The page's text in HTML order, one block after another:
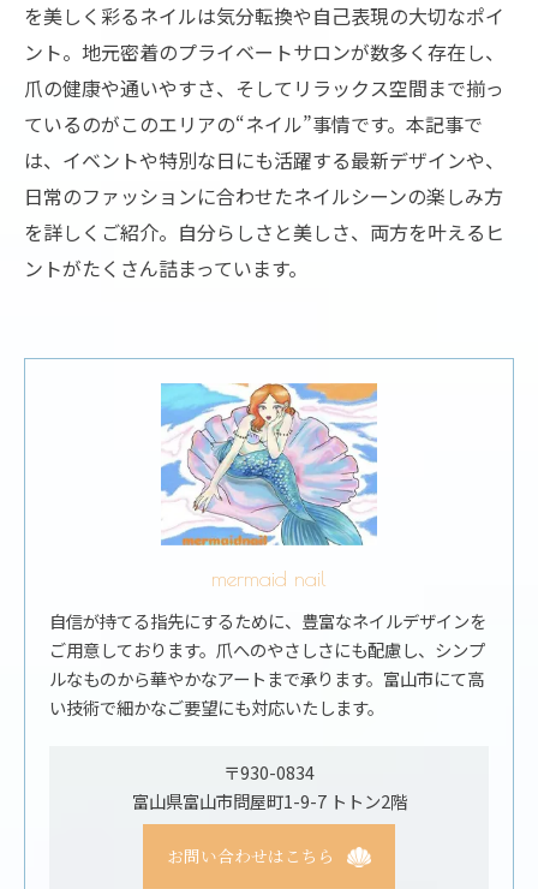
を美しく彩るネイルは気分転換や自己表現の大切なポイ
ント。地元密着のプライベートサロンが数多く存在し、
爪の健康や通いやすさ、そしてリラックス空間まで揃っ
ているのがこのエリアの“ネイル”事情です。本記事で
は、イベントや特別な日にも活躍する最新デザインや、
日常のファッションに合わせたネイルシーンの楽しみ方
を詳しくご紹介。自分らしさと美しさ、両方を叶えるヒ
ントがたくさん詰まっています。
mermaid nail
自信が持てる指先にするために、豊富なネイルデザインを
ご用意しております。爪へのやさしさにも配慮し、シンプ
ルなものから華やかなアートまで承ります。富山市にて高
い技術で細かなご要望にも対応いたします。
〒930-0834
富山県富山市問屋町1-9-7 トトン2階
お問い合わせはこちら